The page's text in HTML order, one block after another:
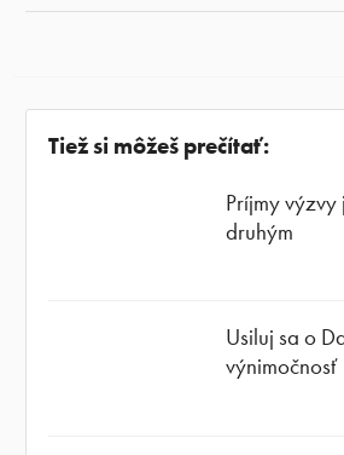
Tiež si môžeš prečítať:
Príjmy
druhým
Usiluj sa o
výnimočnosť